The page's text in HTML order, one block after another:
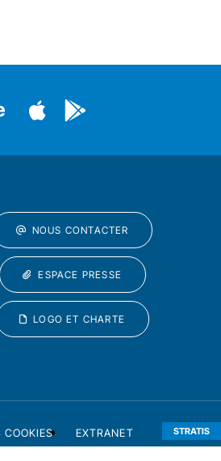
NOUS CONTACTER
ESPACE PRESSE
LOGO ET CHARTE
COOKIES EXTRANET STRATIS